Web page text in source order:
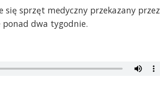
sprzęt medyczny przekazany przez
ponad dwa tygodnie.